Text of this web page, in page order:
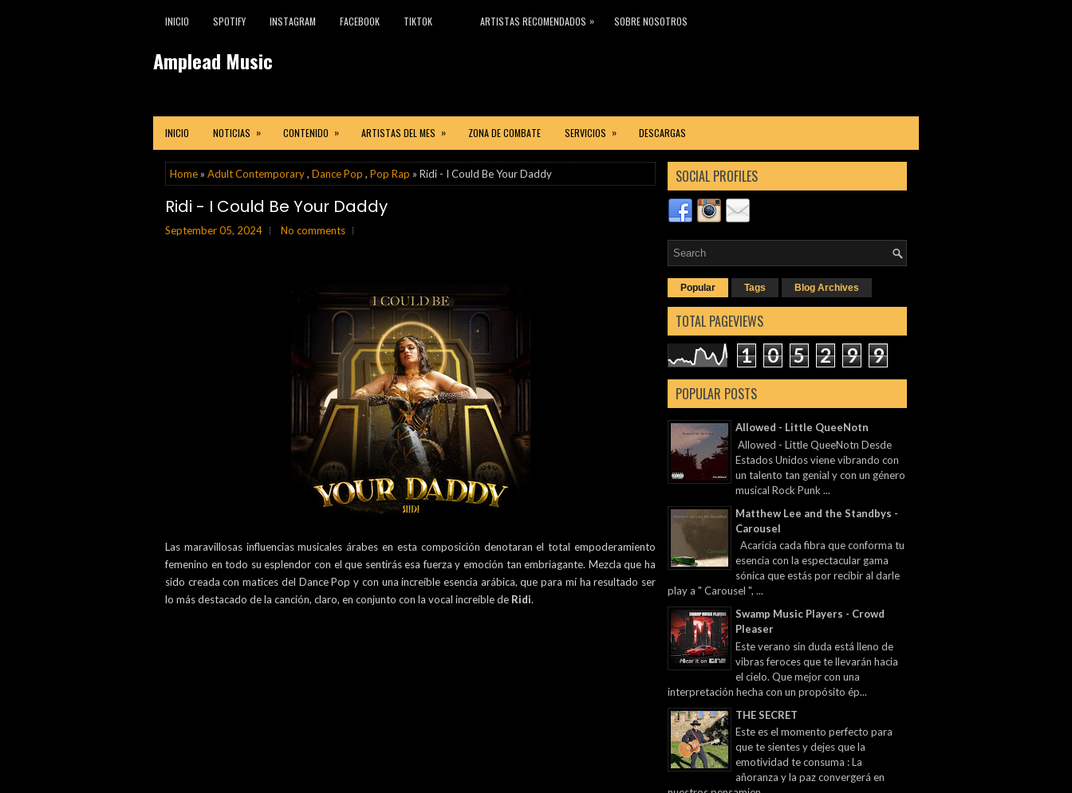
INICIO SPOTIFY INSTAGRAM FACEBOOK TIKTOK ARTISTAS RECOMENDADOS » SOBRE NOSOTROS
Amplead Music
INICIO NOTICIAS » CONTENIDO » ARTISTAS DEL MES » ZONA DE COMBATE SERVICIOS » DESCARGAS
Home » Adult Contemporary, Dance Pop , Pop Rap » Ridi - I Could Be Your Daddy
Ridi - I Could Be Your Daddy
September 05, 2024 No comments
Las maravillosas influencias musicales árabes en esta composición denotaran el total empoderamiento
femenino en todo su esplendor con el que sentirás esa fuerza y emoción tan embriagante. Mezcla que ha
sido creada con matices del Dance Pop y con una increíble esencia arábica, que para mí ha resultado ser
lo más destacado de la canción, claro, en conjunto con la vocal increíble de Ridi.
SOCIAL PROFILES
Popular Tags Blog Archives
TOTAL PAGEVIEWS
1 0 5 2 9 9
POPULAR POSTS
Allowed - Little QueeNotn
Allowed - Little QueeNotn Desde
Estados Unidos viene vibrando con
un talento tan genial y con un género
musical Rock Punk ...
Matthew Lee and the Standbys -
Carousel
Acaricia cada fibra que conforma tu
esencia con la espectacular gama
sónica que estás por recibir al darle
play a " Carousel ", ...
Swamp Music Players - Crowd
Pleaser
Este verano sin duda está lleno de
vibras feroces que te llevarán hacia
el cielo. Que mejor con una
interpretación hecha con un propósito ép...
THE SECRET
Este es el momento perfecto para
que te sientes y dejes que la
emotividad te consuma : La
añoranza y la paz convergerá en